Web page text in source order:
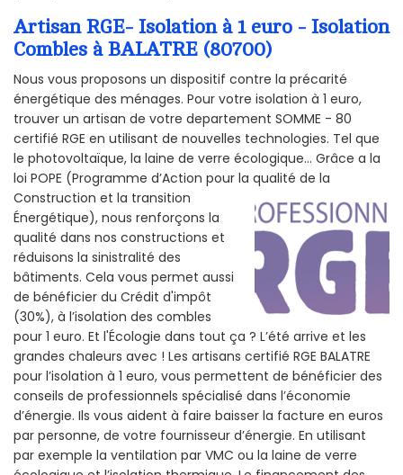
Artisan RGE- Isolation à 1 euro - Isolation
Combles à BALATRE (80700)
Nous vous proposons un dispositif contre la précarité
énergétique des ménages. Pour votre isolation à 1 euro,
trouver un artisan de votre departement SOMME - 80
certifié RGE en utilisant de nouvelles technologies. Tel que
le photovoltaïque, la laine de verre écologique... Grâce a la
loi POPE (Programme d’Action pour la qualité de la
Construction et la transition
Énergétique), nous renforçons la
qualité dans nos constructions et
réduisons la sinistralité des
bâtiments. Cela vous permet aussi
de bénéficier du Crédit d'impôt
(30%), à l’isolation des combles
pour 1 euro. Et l'Écologie dans tout ça ? L’été arrive et les
grandes chaleurs avec ! Les artisans certifié RGE BALATRE
pour l’isolation à 1 euro, vous permettent de bénéficier des
conseils de professionnels spécialisé dans l’économie
d’énergie. Ils vous aident à faire baisser la facture en euros
par personne, de votre fournisseur d’énergie. En utilisant
par exemple la ventilation par VMC ou la laine de verre